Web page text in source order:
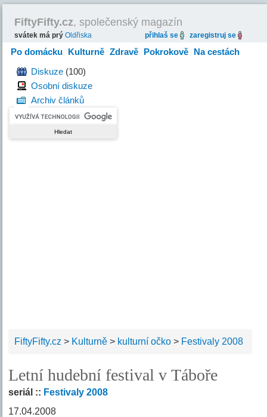
FiftyFifty.cz, společenský magazín
svátek má prýOldřiska přihlaš se zaregistruj se
Po domácku Kulturně Zdravě Pokrokově Na cestách
HravěDiskuze (100)
Osobní diskuze
Archiv článků
FiftyFifty.cz > Kulturně > kulturní očko > Festivaly 2008
Letní hudební festival v Táboře
seriál :: Festivaly 2008
17.04.2008